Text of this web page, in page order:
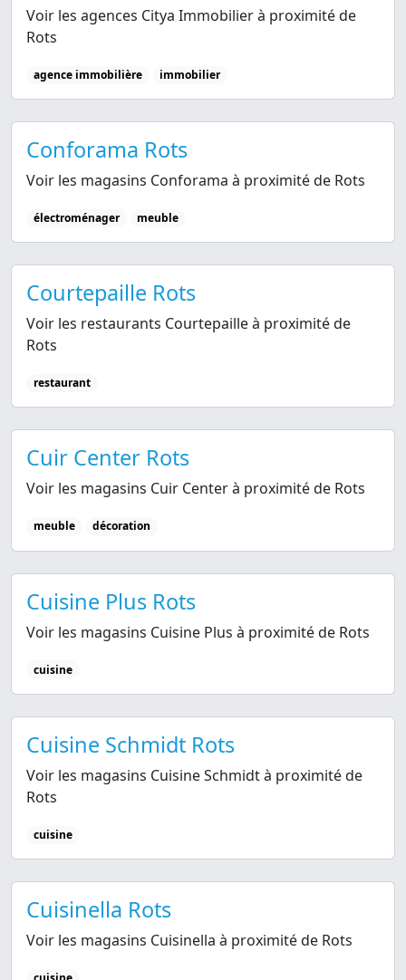
Voir les agences Citya Immobilier à proximité de
Rots
agence immobilière immobilier
Conforama Rots
Voir les magasins Conforama à proximité de Rots
électroménager meuble
Courtepaille Rots
Voir les restaurants Courtepaille à proximité de
Rots
restaurant
Cuir Center Rots
Voir les magasins Cuir Center à proximité de Rots
meuble décoration
Cuisine Plus Rots
Voir les magasins Cuisine Plus à proximité de Rots
cuisine
Cuisine Schmidt Rots
Voir les magasins Cuisine Schmidt à proximité de
Rots
cuisine
Cuisinella Rots
Voir les magasins Cuisinella à proximité de Rots